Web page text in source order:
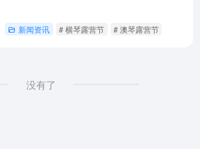
新闻资讯 # 横琴露营节 # 澳琴露营节
没有了